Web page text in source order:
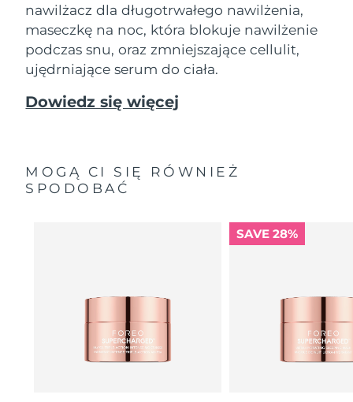
nawilżacz dla długotrwałego nawilżenia,
maseczkę na noc, która blokuje nawilżenie
podczas snu, oraz zmniejszające cellulit,
ujędrniające serum do ciała.
Dowiedz się więcej
MOGĄ CI SIĘ RÓWNIEŻ
SPODOBAĆ
SAVE 28%